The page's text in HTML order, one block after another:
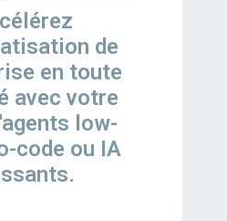
de
en toute
avec votre
low-
code ou IA